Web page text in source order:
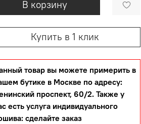
В корзину
Купить в 1 клик
товар вы можете примерить в
бутике в Москве по адресу:
проспект, 60/2. Также у
есть услуга индивидуального
сделайте заказ